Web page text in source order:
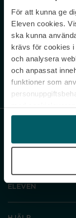
För att kunna ge
Eleven cookies.
ska kunna
krävs för cookies
och analysera
och anpassat
funktioner som
och gå vidare”
under
cookies. Du kan
Never
Sign up
Genom att
ELEVEN